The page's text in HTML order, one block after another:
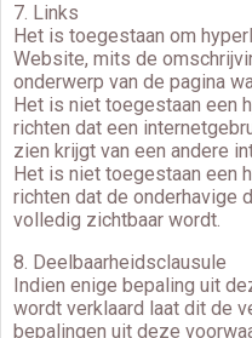
7. Links
Het is toegestaan om
Website, mits de
onderwerp van de pagina
Het is niet toegestaan een
richten dat een
zien krijgt van een andere
Het is niet toegestaan een
richten dat de onderhavige
volledig zichtbaar wordt.
8. Deelbaarheidsclausule
Indien enige bepaling uit
wordt verklaard laat dit de
bepalingen uit deze